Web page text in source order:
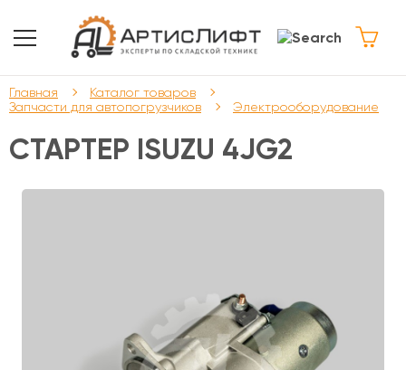
Главная
Каталог товаров
Запчасти для автопогрузчиков
Электрооборудование
СТАРТЕР ISUZU 4JG2